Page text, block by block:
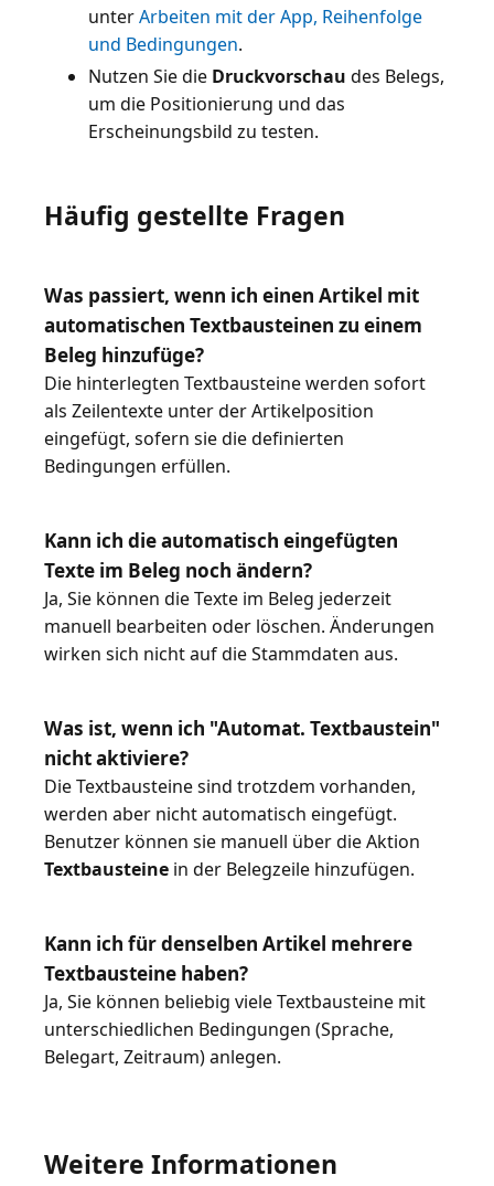
unterArbeiten mit der App, Reihenfolge
und Bedingungen
Nutzen Sie die Druckvorschau des Belegs,
um die Positionierung und das
Erscheinungsbild zu testen.
Häufig gestellte Fragen
Was passiert, wenn ich einen Artikel mit
automatischen Textbausteinen zu einem
Beleg hinzufüge?
Die hinterlegten Textbausteine werden sofort
als Zeilentexte unter der Artikelposition
eingefügt, sofern sie die definierten
Bedingungen erfüllen.
Kann ich die automatisch eingefügten
Texte im Beleg noch ändern?
Ja, Sie können die Texte im Beleg jederzeit
manuell bearbeiten oder löschen. Änderungen
wirken sich nicht auf die Stammdaten aus.
Was ist, wenn ich "Automat. Textbaustein"
nicht aktiviere?
Die Textbausteine sind trotzdem vorhanden,
werden aber nicht automatisch eingefügt.
Benutzer können sie manuell über die Aktion
Textbausteine in der Belegzeile hinzufügen.
Kann ich für denselben Artikel mehrere
Textbausteine haben?
Ja, Sie können beliebig viele Textbausteine mit
unterschiedlichen Bedingungen (Sprache,
Belegart, Zeitraum) anlegen.
Weitere Informationen